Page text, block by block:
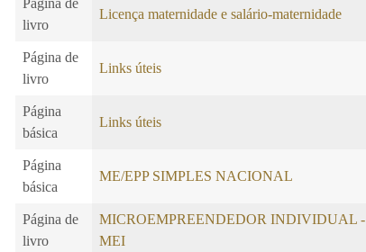
Página de
livro
Licença maternidade e salário-maternidade
Página de
livro
Links úteis
Página
básica
Links úteis
Página
básica
ME/EPP SIMPLES NACIONAL
Página de
livro
MICROEMPREENDEDOR INDIVIDUAL -
MEI